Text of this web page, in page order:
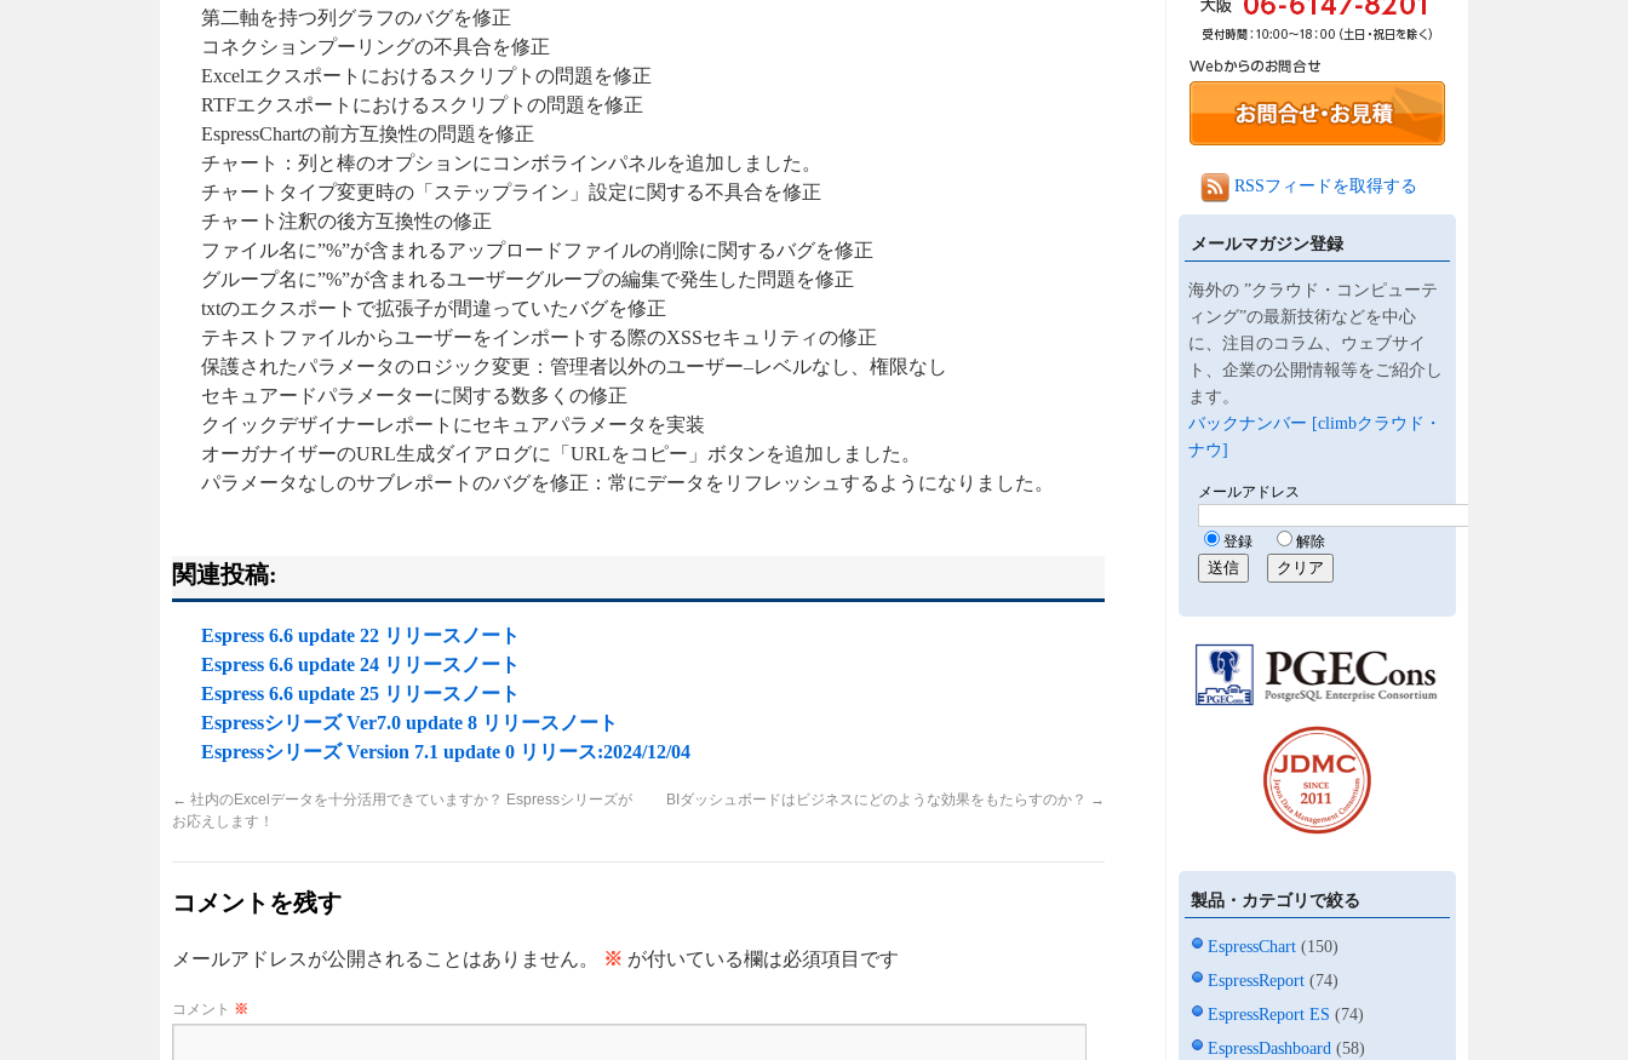
第二軸を持つ列グラフのバグを修正
コネクションプーリングの不具合を修正
Excelエクスポートにおけるスクリプトの問題を修正
RTFエクスポートにおけるスクリプトの問題を修正
EspressChartの前方互換性の問題を修正
チャート：列と棒のオプションにコンボラインパネルを追加しました。
チャートタイプ変更時の「ステップライン」設定に関する不具合を修正
チャート注釈の後方互換性の修正
ファイル名に”%”が含まれるアップロードファイルの削除に関するバグを修正
グループ名に”%”が含まれるユーザーグループの編集で発生した問題を修正
txtのエクスポートで拡張子が間違っていたバグを修正
テキストファイルからユーザーをインポートする際のXSSセキュリティの修正
保護されたパラメータのロジック変更：管理者以外のユーザー–レベルなし、権限なし
セキュアードパラメーターに関する数多くの修正
クイックデザイナーレポートにセキュアパラメータを実装
オーガナイザーのURL生成ダイアログに「URLをコピー」ボタンを追加しました。
パラメータなしのサブレポートのバグを修正：常にデータをリフレッシュするようになりました。
関連投稿:
Espress 6.6 update 22 リリースノート
Espress 6.6 update 24 リリースノート
Espress 6.6 update 25 リリースノート
Espressシリーズ Ver7.0 update 8 リリースノート
Espressシリーズ Version 7.1 update 0 リリース:2024/12/04
← 社内のExcelデータを十分活用できていますか？ Espressシリーズが
お応えします！
BIダッシュボードはビジネスにどのような効果をもたらすのか？ →
コメントを残す
メールアドレスが公開されることはありません。 ※ が付いている欄は必須項目です
コメント ※
RSSフィードを取得する
メールマガジン登録
海外の ”クラウド・コンピューテ
ィング”の最新技術などを中心
に、注目のコラム、ウェブサイ
ト、企業の公開情報等をご紹介し
ます。
バックナンバー [climbクラウド・
ナウ]
製品・カテゴリで絞る
EspressChart (150)
EspressReport (74)
EspressReport ES (74)
EspressDashboard (58)